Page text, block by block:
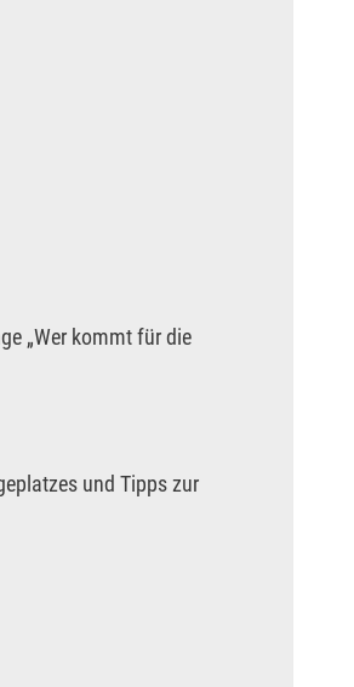
„Wer kommt für die
und Tipps zur